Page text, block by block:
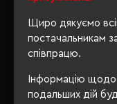
Щиро дякуємо
постачальникам
співпрацю.
Інформацію щодо
подальших дій